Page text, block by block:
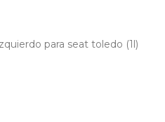
para seat toledo (1l)